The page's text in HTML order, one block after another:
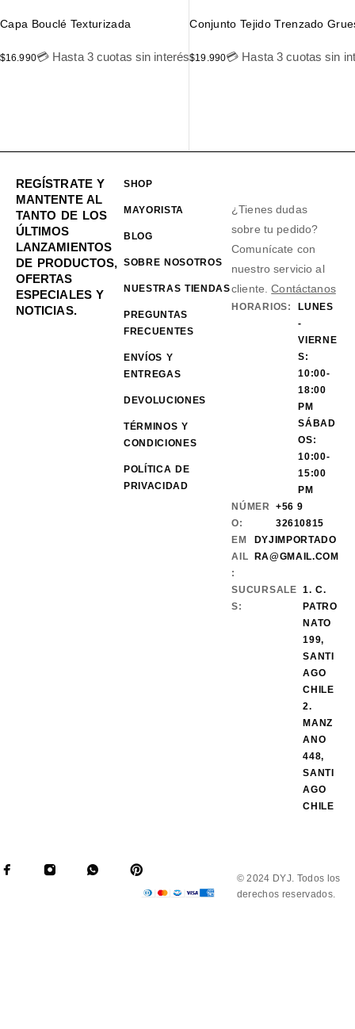
Capa Bouclé Texturizada
$16.990💳 Hasta 3 cuotas sin interés
Conjunto Tejido Trenzado
$19.990💳 Hasta 3 cuotas sin
REGÍSTRATE Y
MANTENTE AL
TANTO DE LOS
ÚLTIMOS
LANZAMIENTOS
DE PRODUCTOS,
OFERTAS
ESPECIALES Y
NOTICIAS.
SHOP
MAYORISTA
BLOG
SOBRE NOSOTROS
NUESTRAS TIENDAS
PREGUNTAS
FRECUENTES
ENVÍOS Y
ENTREGAS
DEVOLUCIONES
TÉRMINOS Y
CONDICIONES
POLÍTICA DE
PRIVACIDAD
¿Tienes dudas
sobre tu pedido?
Comunícate con
nuestro servicio al
cliente.Contáctanos
HORARIOS:
LUNES
-
VIERNE
S:
10:00-
18:00
PM
SÁBAD
OS:
10:00-
15:00
PM
NÚMER
O:
+56 9
32610815
EM
AIL
:
DYJIMPORTADO
RA@GMAIL.COM
SUCURSALE
S:
1. C.
PATRO
NATO
199,
SANTI
AGO
CHILE
2.
MANZ
ANO
448,
SANTI
AGO
CHILE
© 2024 DYJ. Todos los
derechos reservados.